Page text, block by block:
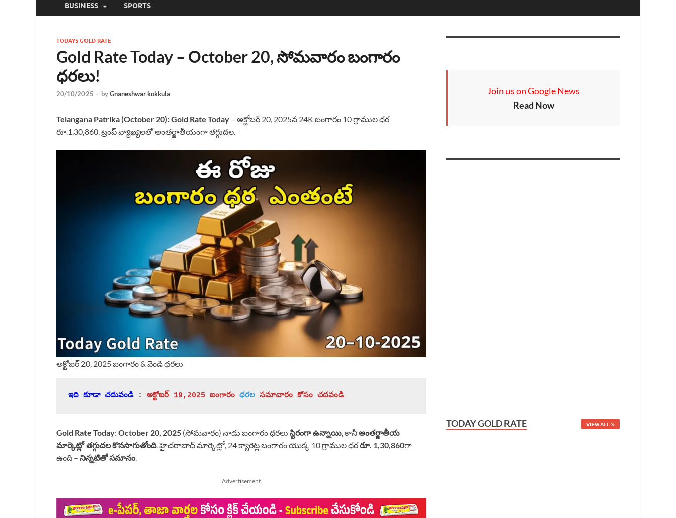
BUSINESS SPORTS
TODAYS GOLD RATE
Gold Rate Today – October 20, సోమవారం బంగారం
ధరలు!
20/10/2025 - byGnaneshwar kokkula
Telangana Patrika (October 20):Gold Rate Today – అక్టోబర్ 20, 2025న 24K బంగారం 10 గ్రాముల ధర
రూ.1,30,860. ట్రంప్ వ్యాఖ్యలతో అంతర్జాతీయంగా తగ్గుదల.
అక్టోబర్ 20, 2025 బంగారం & వెండి ధరలు
ఇది కూడా చదువండి : అక్టోబర్ 19,2025 బంగారం ధరల సమాచారం కోసం చదవండి
Gold Rate Today: October 20, 2025 (సోమవారం) నాడు బంగారం ధరలు స్థిరంగా ఉన్నాయి, కానీఅంతర్జాతీయ
మార్కెట్లో తగ్గుదల కొనసాగుతోంది. హైదరాబాద్ మార్కెట్లో, 24 క్యారెట్ల బంగారం యొక్క 10 గ్రాముల ధరరూ. 1,30,860గా
ఉంది – నిన్నటితో సమానం.
Advertisement
Join us on Google News
Read Now
TODAY GOLD RATE VIEW ALL